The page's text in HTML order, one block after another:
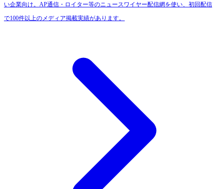
い企業向け。AP通信・ロイター等のニュースワイヤー配信網を使い、初回配信
で100件以上のメディア掲載実績があります。